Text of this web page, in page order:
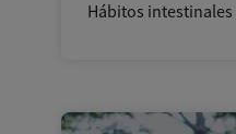
Hábitos